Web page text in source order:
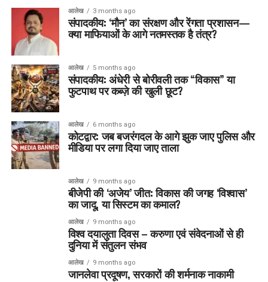
आलेख 3 months ago
संपादकीय: ‘मौन’ का संरक्षण और रेंगता प्रशासन—
क्या माफियाओं के आगे नतमस्तक है तंत्र?
आलेख 5 months ago
संपादकीय: अंधेरी से बोरीवली तक “विकास” या
फुटपाथ पर कब्ज़े की खुली छूट?
आलेख 6 months ago
कोटद्वार: जब बजरंगदल के आगे झुक जाए पुलिस और
मीडिया पर लगा दिया जाए ताला
आलेख 9 months ago
बीजेपी की ‘अजेय’ जीत: विकास की जगह ‘विश्वास’
का जादू, या सिस्टम का कमाल?
आलेख 9 months ago
विश्व दयालुता दिवस – करुणा एवं संवेदनाओं से ही
दुनिया में संतुलन संभव
आलेख 9 months ago
जानलेवा प्रदूषण, सरकारों की शर्मनाक नाकामी